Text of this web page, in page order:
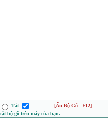
Tắt
[Ẩn Bộ Gõ - F12]
bộ gõ trên máy của bạn.